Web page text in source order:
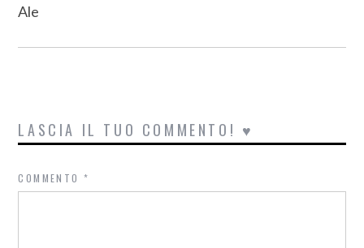
Ale
LASCIA IL TUO COMMENTO! ♥
COMMENTO*